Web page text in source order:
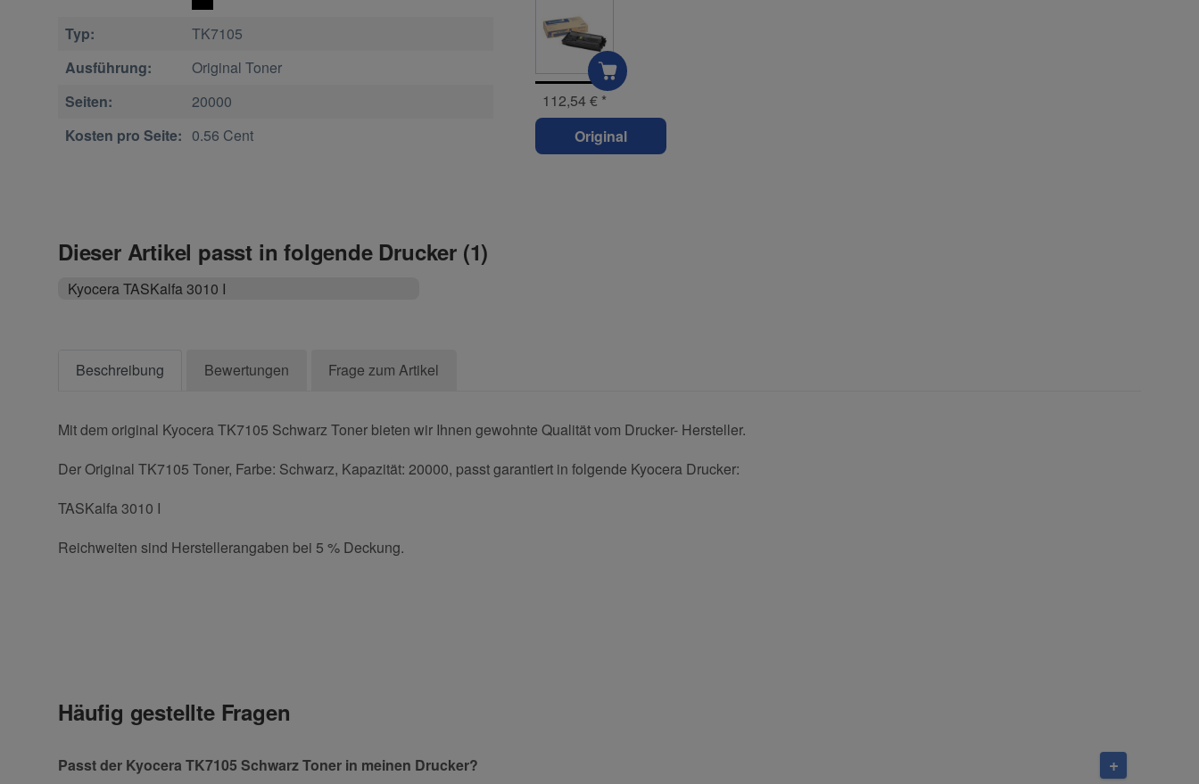
Typ:
TK7105
Ausführung:
Original Toner
Seiten:
20000
Kosten pro Seite: 0.56 Cent
112,54 € *
Original
Dieser Artikel passt in folgende Drucker (1)
Kyocera TASKalfa 3010 I
Beschreibung Bewertungen Frage zum Artikel
Mit dem original Kyocera TK7105 Schwarz Toner bieten wir Ihnen gewohnte Qualität vom Drucker- Hersteller.
Der Original TK7105 Toner, Farbe: Schwarz, Kapazität: 20000, passt garantiert in folgende Kyocera Drucker:
TASKalfa 3010 I
Reichweiten sind Herstellerangaben bei 5 % Deckung.
Häufig gestellte Fragen
Passt der Kyocera TK7105 Schwarz Toner in meinen Drucker?